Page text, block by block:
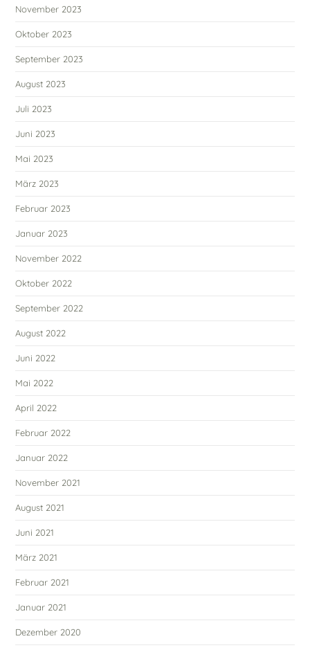
November 2023
Oktober 2023
September 2023
August 2023
Juli 2023
Juni 2023
Mai 2023
März 2023
Februar 2023
Januar 2023
November 2022
Oktober 2022
September 2022
August 2022
Juni 2022
Mai 2022
April 2022
Februar 2022
Januar 2022
November 2021
August 2021
Juni 2021
März 2021
Februar 2021
Januar 2021
Dezember 2020